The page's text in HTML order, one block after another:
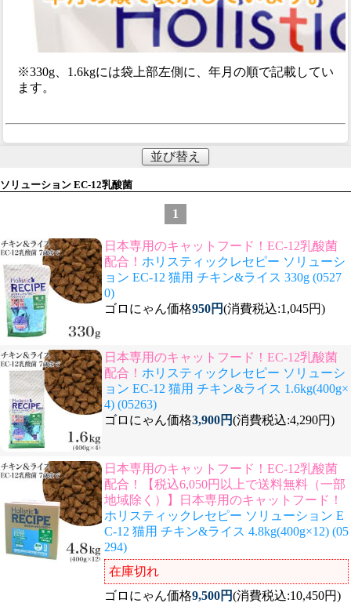
※330g、1.6kgには袋上部左側に、年月の順で記載してい
ます。
並び替え
ソリューション EC-12乳酸菌
1
日本専用のキャットフード！EC-12乳酸菌
配合！ ホリスティックレセピー ソリューシ
ョン EC-12 猫用 チキン&ライス 330g (0527
0)
ゴロにゃん価格950円(消費税込:1,045円)
日本専用のキャットフード！EC-12乳酸菌
配合！ ホリスティックレセピー ソリューシ
ョン EC-12 猫用 チキン&ライス 1.6kg(400g×
4) (05263)
ゴロにゃん価格3,900円(消費税込:4,290円)
日本専用のキャットフード！EC-12乳酸菌
配合！【税込6,050円以上で送料無料（一部
地域除く）】日本専用のキャットフード！
ホリスティックレセピー ソリューション E
C-12 猫用 チキン&ライス 4.8kg(400g×12) (05
294)
在庫切れ
ゴロにゃん価格9,500円(消費税込:10,450円)